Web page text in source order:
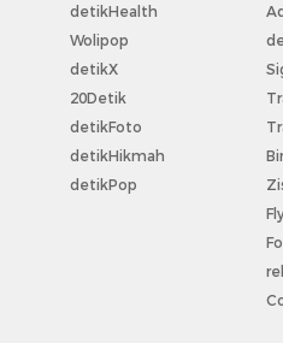
detikHealth
Wolipop
detikX
20Detik
detikFoto
detikHikmah
detikPop